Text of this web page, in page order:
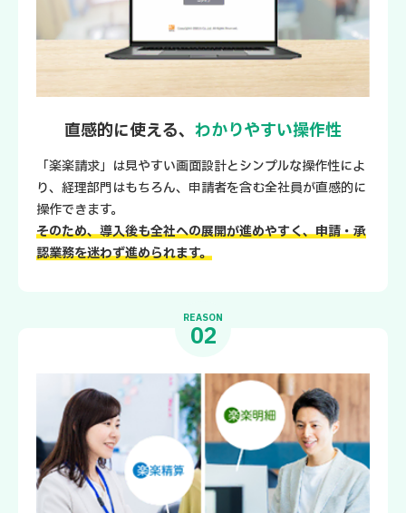
直感的に使える、 わかりやすい操作性
「楽楽請求」は見やすい画面設計とシンプルな操作性によ
り、経理部門はもちろん、申請者を含む全社員が直感的に
操作できます。
そのため、導入後も全社への展開が進めやすく、申請・承
認業務を迷わず進められます。
REASON
02